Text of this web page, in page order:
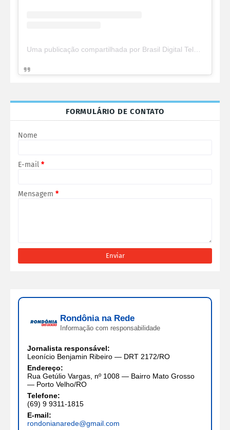
FORMULÁRIO DE CONTATO
Nome
E-mail *
Mensagem *
Rondônia na Rede
Informação com responsabilidade
Jornalista responsável:
Leonício Benjamin Ribeiro — DRT 2172/RO
Endereço:
Rua Getúlio Vargas, nº 1008 — Bairro Mato Grosso
— Porto Velho/RO
Telefone:
(69) 9 9311-1815
E-mail:
rondonianarede@gmail.com